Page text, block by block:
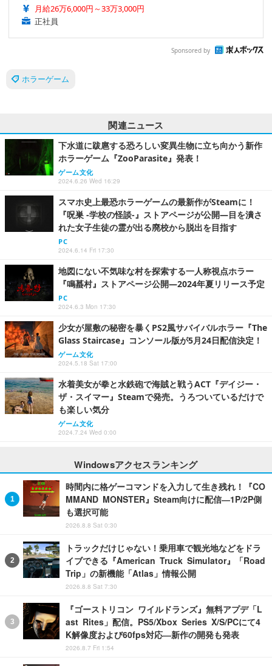
月給26万6,000円～33万3,000円
正社員
Sponsored by
ホラーゲーム
関連ニュース
下水道に跋扈する恐ろしい変異生物に立ち向かう新作
ホラーゲーム『ZooParasite』発表！
ゲーム文化
2024.6.26 Wed 16:29
スマホ史上最恐ホラーゲームの最新作がSteamに！
『呪巣 -学校の怪談-』ストアページが公開―目を潰さ
れた女子生徒の霊が出る廃校から脱出を目指す
PC
2024.6.14 Fri 17:30
地図にない不気味な村を探索する一人称視点ホラー
『鳴蟇村』ストアページ公開―2024年夏リリース予定
PC
2024.6.3 Mon 17:30
少女が屋敷の秘密を暴くPS2風サバイバルホラー『The
Glass Staircase』コンソール版が5月24日配信決定！
ゲーム文化
2024.5.18 Sat 17:00
水着美女が拳と水鉄砲で海賊と戦うACT『デイジー・
ザ・スイマー』Steamで発売。うろついているだけで
も楽しい気分
ゲーム文化
2024.7.24 Wed 0:00
Windowsアクセスランキング
時間内に格ゲーコマンドを入力して生き残れ！『CO
MMAND MONSTER』Steam向けに配信―1P/2P側
も選択可能
2026.8.8 Sat 0:30
トラックだけじゃない！乗用車で観光地などをドラ
イブできる『American Truck Simulator』「Road
Trip」の新機能「Atlas」情報公開
2026.8.8 Sat 7:30
『ゴーストリコン ワイルドランズ』無料アプデ「L
ast Rites」配信。PS5/Xbox Series X/S/PCにて4
K解像度および60fps対応―新作の開発も発表
2026.8.7 Fri 1:54